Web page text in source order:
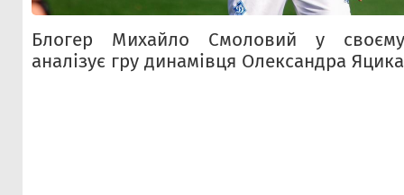
Блогер Михайло Смоловий у своєму
аналізує гру динамівця Олександра